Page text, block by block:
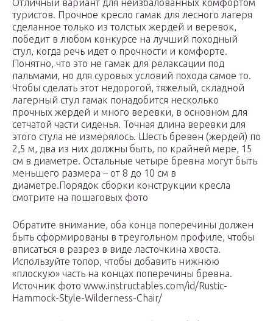
Отличный вариант для неизбалованных комфортом
туристов. Прочное кресло гамак для лесного лагеря
сделанное только из толстых жердей и веревок,
победит в любом конкурсе на лучший походный
стул, когда речь идет о прочности и комфорте.
Понятно, что это не гамак для релаксации под
пальмами, но для суровых условий похода самое то.
Чтобы сделать этот недорогой, тяжелый, складной
лагерный стул гамак понадобится несколько
прочных жердей и много веревки, в основном для
сетчатой части сиденья. Точная длина веревки для
этого стула не измерялось. Шесть бревен (жердей) по
2,5 м, два из них должны быть, по крайней мере, 15
см в диаметре. Остальные четыре бревна могут быть
меньшего размера – от 8 до 10 см в
диаметре.Порядок сборки конструкции кресла
смотрите на пошаговых фото
Обратите внимание, оба конца поперечины должен
быть сформированы в треугольном профиле, чтобы
вписаться в разрез в виде ласточкина хвоста.
Используйте топор, чтобы добавить нижнюю
«плоскую» часть на концах поперечины бревна.
Источник фото www.instructables.com/id/Rustic-
Hammock-Style-Wilderness-Chair/